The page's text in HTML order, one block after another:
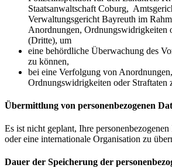
Staatsanwaltschaft Coburg,
Verwaltungsgericht Bayreuth im
Anordnungen, Ordnungswidrigkeiten
(Dritte), um
eine behördliche Überwachung des
zu können,
bei eine Verfolgung von Anordnungen,
Ordnungswidrigkeiten oder Straftaten
Übermittlung von personenbezogenen
Es ist nicht geplant, Ihre
oder eine internationale Organisation zu
Dauer der Speicherung der